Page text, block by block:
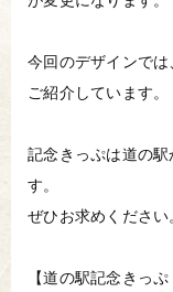
今回のデザインで
ご紹介しています。
記念きっぷは道の
す。
ぜひお求めください
【道の駅記念きっぷ